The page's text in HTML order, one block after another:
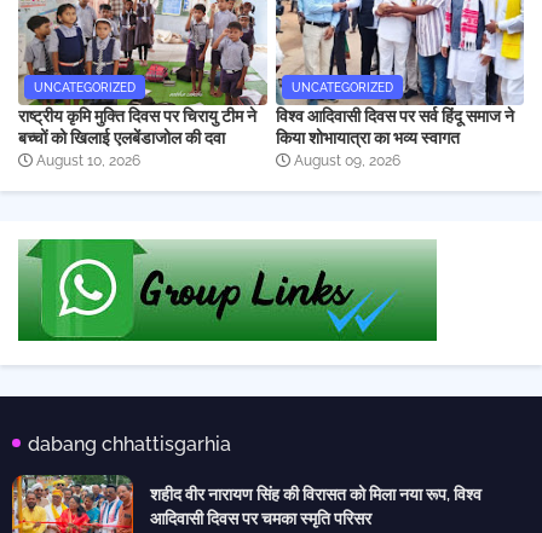
UNCATEGORIZED
राष्ट्रीय कृमि मुक्ति दिवस पर चिरायु टीम ने
बच्चों को खिलाई एलबेंडाजोल की दवा
August 10, 2026
UNCATEGORIZED
विश्व आदिवासी दिवस पर सर्व हिंदू समाज ने
किया शोभायात्रा का भव्य स्वागत
August 09, 2026
dabang chhattisgarhia
शहीद वीर नारायण सिंह की विरासत को मिला नया रूप, विश्व
आदिवासी दिवस पर चमका स्मृति परिसर